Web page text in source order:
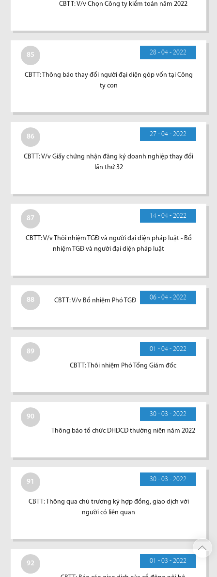
CBTT: V/v Chọn Công ty kiểm toán năm 2022
85 28 - 04 - 2022
CBTT: Thông báo thay đổi người đại diện góp vốn tại Công
ty con
86 27 - 04 - 2022
CBTT: V/v Giấy chứng nhận đăng ký doanh nghiệp thay đổi
lần thứ 32
87 14 - 04 - 2022
CBTT: V/v Thôi nhiệm TGĐ và người đại diện pháp luật - Bổ
nhiệm TGĐ và người đại diện pháp luật
88 06 - 04 - 2022
CBTT: V/v Bổ nhiệm Phó TGĐ
89 01 - 04 - 2022
CBTT: Thôi nhiệm Phó Tổng Giám đốc
90 30 - 03 - 2022
Thông báo tổ chức ĐHĐCĐ thường niên năm 2022
91 30 - 03 - 2022
CBTT: Thông qua chủ trương ký hợp đồng, giao dịch với
người có liên quan
92 01 - 03 - 2022